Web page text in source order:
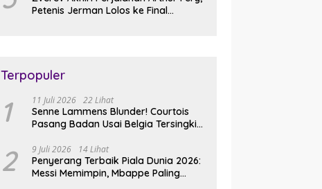
Petenis Jerman Lolos ke Final
Terpopuler
1 11 Juli 2026 22 Lihat
Senne Lammens Blunder! Courtois
Pasang Badan Usai Belgia Tersingkir
2 9 Juli 2026 14 Lihat
Penyerang Terbaik Piala Dunia 2026:
Messi Memimpin, Mbappe Paling